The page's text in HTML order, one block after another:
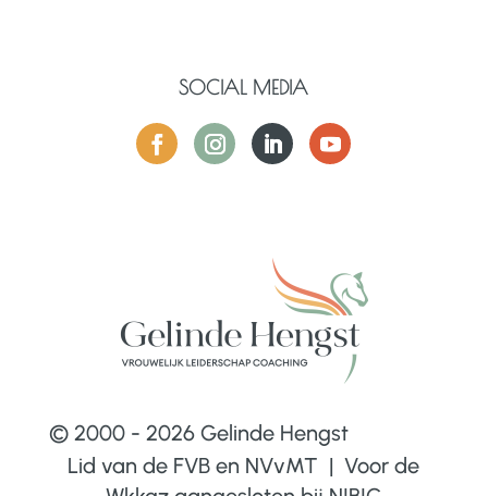
SOCIAL MEDIA
© 2000 - 2026 Gelinde Hengst
Lid van de FVB en NVvMT | Voor de